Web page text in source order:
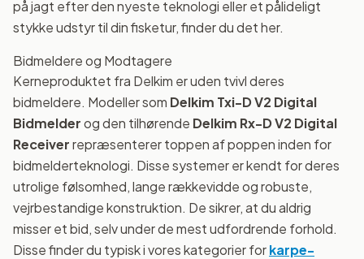
på jagt efter den nyeste teknologi eller et pålideligt
stykke udstyr til din fisketur, finder du det her.
Bidmeldere og Modtagere
Kerneproduktet fra Delkim er uden tvivl deres
bidmeldere. Modeller som Delkim Txi-D V2 Digital
Bidmelderog den tilhørende Delkim Rx-D V2 Digital
Receiverrepræsenterer toppen af poppen inden for
bidmelderteknologi. Disse systemer er kendt for deres
utrolige følsomhed, lange rækkevidde og robuste,
vejrbestandige konstruktion. De sikrer, at du aldrig
misser et bid, selv under de mest udfordrende forhold.
Disse finder du typisk i vores kategorier forkarpe-